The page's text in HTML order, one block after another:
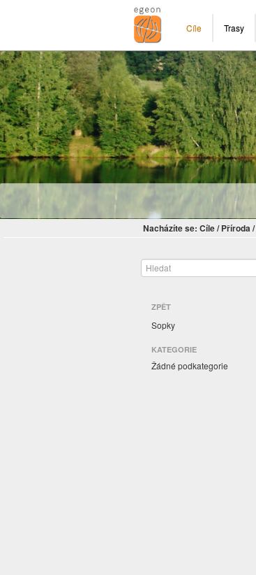
Cíle Trasy
Nacházíte se: Cíle/ Příroda/
ZPĚT
Sopky
KATEGORIE
Žádné podkategorie